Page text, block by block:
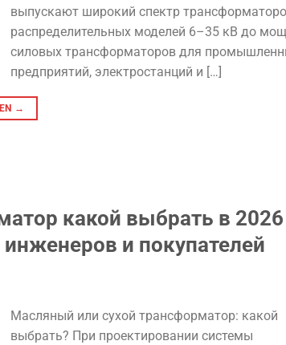
выпускают широкий спектр
распределительных моделей 6–35 кВ до
силовых трансформаторов для
предприятий, электростанций и […]
→
какой выбрать в 2026
и покупателей
Масляный или сухой трансформатор: какой
выбрать? При проектировании системы